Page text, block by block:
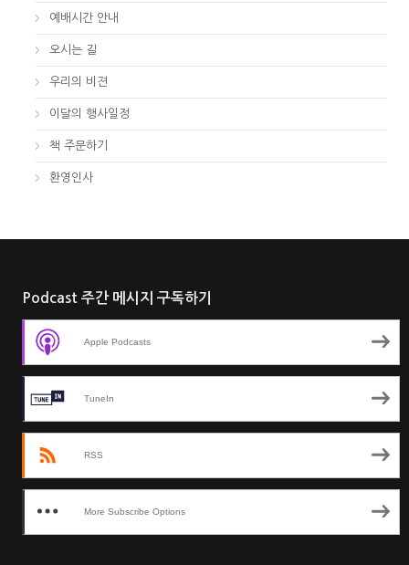
예배시간 안내
오시는 길
우리의 비젼
이달의 행사일정
책 주문하기
환영인사
Podcast 주간 메시지 구독하기
Apple Podcasts
TuneIn
RSS
More Subscribe Options